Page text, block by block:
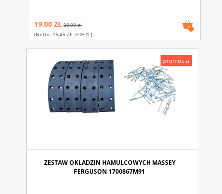
19,00 ZŁ 20,00 zł
(netto: 15,45 ZŁ 16,26 Zł)
ZESTAW OKŁADZIN HAMULCOWYCH MASSEY
FERGUSON 1700867M91
promocja